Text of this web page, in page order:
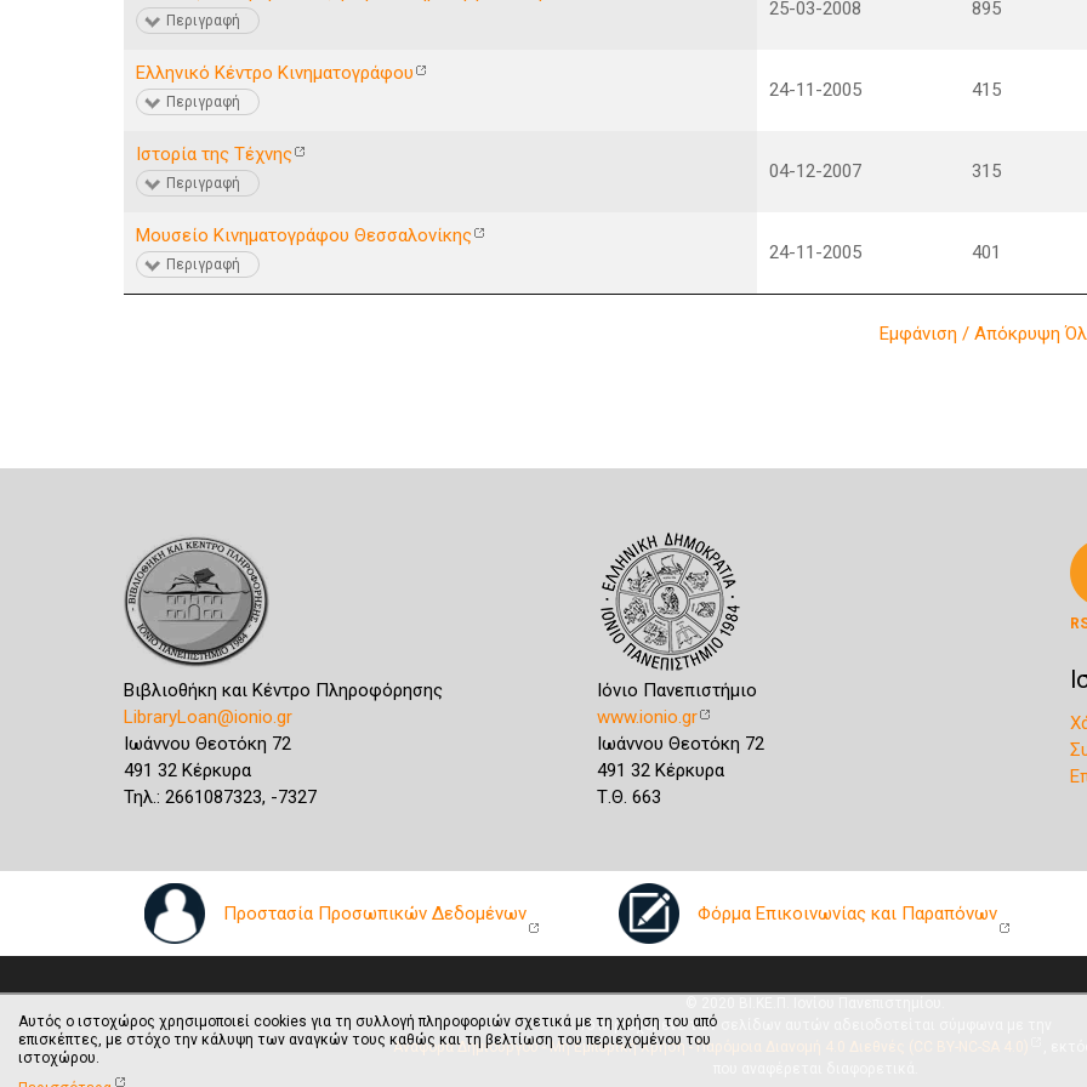
Περιγραφή
25-03-2008 895
Ελληνικό Κέντρο Κινηματογράφου
Περιγραφή
24-11-2005 415
Ιστορία της Τέχνης
Περιγραφή
04-12-2007 315
Μουσείο Κινηματογράφου Θεσσαλονίκης
Περιγραφή
24-11-2005 401
Εμφάνιση / Απόκρυψη
Βιβλιοθήκη και Κέντρο Πληροφόρησης
LibraryLoan@ionio.gr
Ιωάννου Θεοτόκη 72
491 32 Κέρκυρα
Τηλ.: 2661087323, -7327
Ιόνιο Πανεπιστήμιο
www.ionio.gr
Ιωάννου Θεοτόκη 72
491 32 Κέρκυρα
Τ.Θ. 663
Προστασία Προσωπικών Δεδομένων Φόρμα Επικοινωνίας και Παραπόνων
Το περιεχόμενο των σελίδων αυτών αδειοδοτείται σύμφωνα με την
Αναφορά Δημιουργού - Μη Εμπορική Χρήση - Παρόμοια Διανομή 4.0 Διεθνές (CC BY-NC-SA 4.0)
Αυτός ο ιστοχώρος χρησιμοποιεί cookies για τη συλλογή πληροφοριών σχετικά με τη χρήση του από
επισκέπτες, με στόχο την κάλυψη των αναγκών τους καθώς και τη βελτίωση του περιεχομένου του
ιστοχώρου.